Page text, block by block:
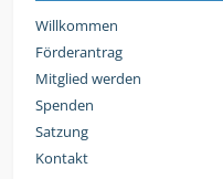
Willkommen
Förderantrag
Mitglied werden
Spenden
Satzung
Kontakt